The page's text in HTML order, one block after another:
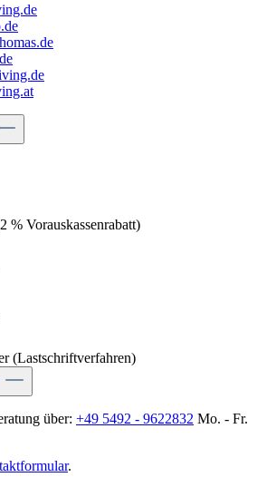
% Vorauskassenrabatt)
(Lastschriftverfahren)
über: +49 5492 - 9622832 Mo. - Fr.
.